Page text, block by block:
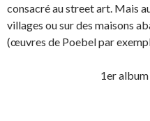
consacré au street art. Mais
villages ou sur des maisons
(œuvres de Poebel par
1er